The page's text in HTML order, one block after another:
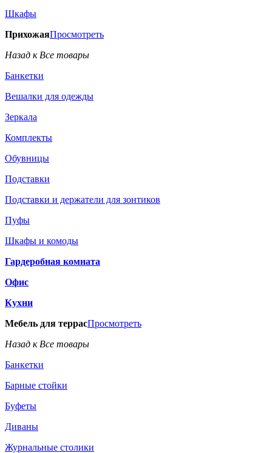
Шкафы
ПрихожаяПросмотреть
Назад к Все товары
Банкетки
Вешалки для одежды
Зеркала
Комплекты
Обувницы
Подставки
Подставки и держатели для зонтиков
Пуфы
Шкафы и комоды
Гардеробная комната
Офис
Кухни
Мебель для террасПросмотреть
Назад к Все товары
Банкетки
Барные стойки
Буфеты
Диваны
Журнальные столики